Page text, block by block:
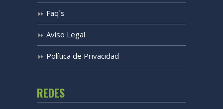
Faq´s
Aviso Legal
Política de Privacidad
REDES